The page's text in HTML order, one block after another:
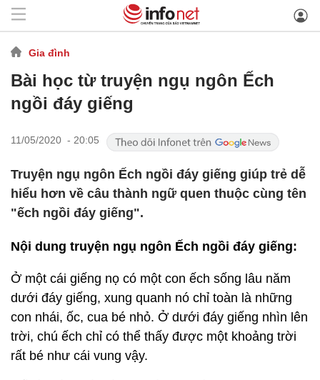
Gia đình
Bài học từ truyện ngụ ngôn Ếch
ngồi đáy giếng
11/05/2020 - 20:05
Truyện ngụ ngôn Ếch ngồi đáy giếng giúp trẻ dễ
hiểu hơn về câu thành ngữ quen thuộc cùng tên
"ếch ngồi đáy giếng".
Nội dung truyện ngụ ngôn Ếch ngồi đáy giếng:
Ở một cái giếng nọ có một con ếch sống lâu năm
dưới đáy giếng, xung quanh nó chỉ toàn là những
con nhái, ốc, cua bé nhỏ. Ở dưới đáy giếng nhìn lên
trời, chú ếch chỉ có thể thấy được một khoảng trời
rất bé như cái vung vậy.